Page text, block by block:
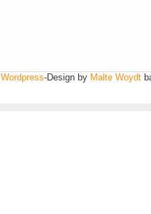
Wordpress-Design by Malte Woydt